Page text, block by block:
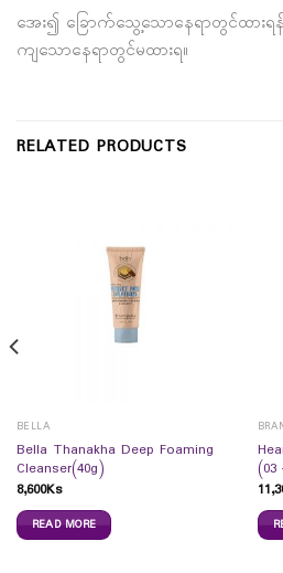
အေး၍ ခြောက်သွေ့သောနေရာတွင်ထား
ကျသောနေရာတွင်မထားရ။
RELATED PRODUCTS
BELLA
Bella Thanakha Deep Foaming
Cleanser(40g)
8,600Ks
READ MORE
(03